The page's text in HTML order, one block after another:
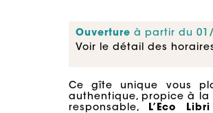
Ouverture à partir du
Voir le détail des
Ce gîte unique vous
authentique, propice à la
responsable, L’Eco Libri